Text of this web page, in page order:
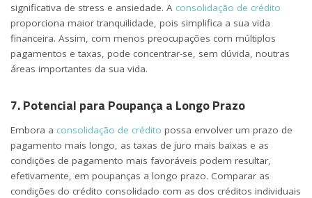
significativa de stress e ansiedade. A consolidação de crédito
proporciona maior tranquilidade, pois simplifica a sua vida
financeira. Assim, com menos preocupações com múltiplos
pagamentos e taxas, pode concentrar-se, sem dúvida, noutras
áreas importantes da sua vida.
7. Potencial para Poupança a Longo Prazo
Embora a consolidação de crédito possa envolver um prazo de
pagamento mais longo, as taxas de juro mais baixas e as
condições de pagamento mais favoráveis podem resultar,
efetivamente, em poupanças a longo prazo. Comparar as
condições do crédito consolidado com as dos créditos individuais